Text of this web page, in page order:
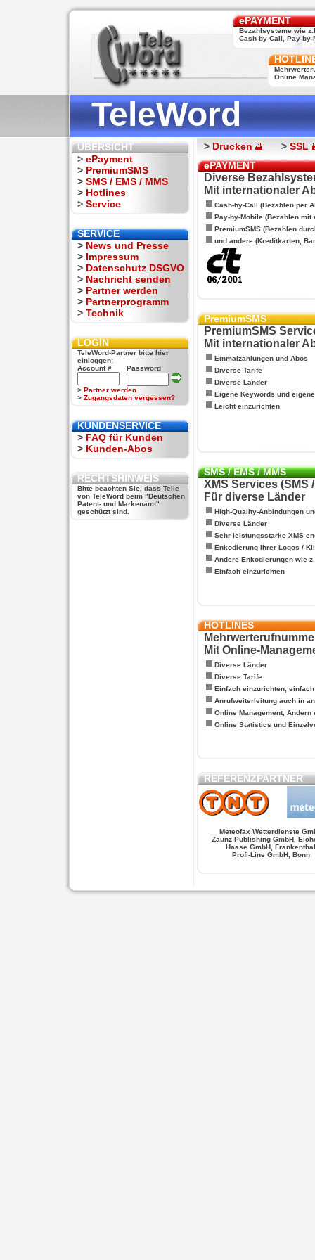
ePAYMENT
Bezahlsysteme wie
Cash-by-Call, Pay-by-
Online
TeleWord
ÜBERSICHT
> ePayment
> PremiumSMS
> SMS / EMS / MMS
> Hotlines
> Service
SERVICE
> News und Presse
> Impressum
> Datenschutz DSGVO
> Nachricht senden
> Partner werden
> Partnerprogramm
> Technik
LOGIN
TeleWord-Partner bitte hier
einloggen:
Account #
Password
> Partner werden
> Zugangsdaten vergessen?
KUNDENSERVICE
> FAQ für Kunden
> Kunden-Abos
RECHTSHINWEIS
Bitte beachten Sie, dass Teile
von TeleWord beim "Deutschen
Patent- und Markenamt"
geschützt sind.
> Drucken > SSL
ePAYMENT
Diverse
Mit internationaler
Cash-by-Call (Bezahlen per
Pay-by-Mobile (Bezahlen mit
PremiumSMS (Bezahlen
und andere (Kreditkarten,
PremiumSMS
PremiumSMS
Mit internationaler
Einmalzahlungen und Abos
Diverse Tarife
Diverse Länder
Eigene Keywords und
Leicht einzurichten
SMS / EMS / MMS
XMS Services (SMS
Für diverse Länder
High-Quality-Anbindungen
Diverse Länder
Sehr leistungsstarke XMS
Enkodierung Ihrer Logos /
Andere Enkodierungen wie
Einfach einzurichten
HOTLINES
Mit Online-
Diverse Länder
Diverse Tarife
Einfach einzurichten,
Anrufweiterleitung auch in
Online Management, Ändern
Online Statistics und
REFERENZPARTNER
Meteofax Wetterdienste
Zaunz Publishing GmbH,
Haase GmbH, Frankenthal
Profi-Line GmbH, Bonn